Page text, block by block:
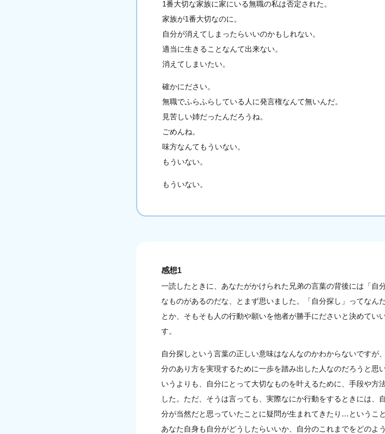
1番大切な家族に家にいる無職の私は否定された。
家族が1番大切なのに。
自分が消えてしまったらいいのかもしれない。
適当に生きることなんて出来ない。
消えてしまいたい。
確かにださい。
無職でふらふらしている人に発言権なんて無いんだ。
見苦しい姉だったんだろうね。
ごめんね。
味方なんてもういない。
もういない。
もういない。
感想1
一読したときに、あなたがかけられた兄弟の言葉の背後には「自
なものがあるのだな、とまず思いました。「自分探し」ってなん
とか、そもそも人の行動や願いを他者が勝手にださいと決めてい
す。
自分探しという言葉の正しい意味はなんなのかわからないですが
分のあり方を実現するために一歩を踏み出した人なのだろうと思
いうよりも、自分にとって大切なものを叶えるために、手段や方
した。ただ、そうは言っても、実際なにか行動をするときには、
分が当然だと思っていたことに疑問が生まれてきたり…というこ
あなた自身も自分がどうしたらいいか、自分のこれまでをどのよ